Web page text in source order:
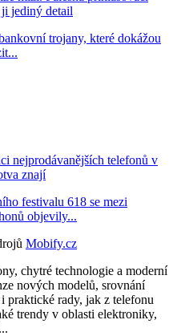
jediný detail
trojany, které dokážou
nejprodávanějších telefonů v
znají
festivalu 618 se mezi
objevily...
Mobify.cz
chytré technologie a moderní
nových modelů, srovnání
praktické rady, jak z telefonu
trendy v oblasti elektroniky,